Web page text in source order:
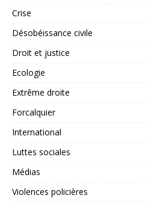
Crise
Désobéissance civile
Droit et justice
Ecologie
Extrême droite
Forcalquier
International
Luttes sociales
Médias
Violences policières